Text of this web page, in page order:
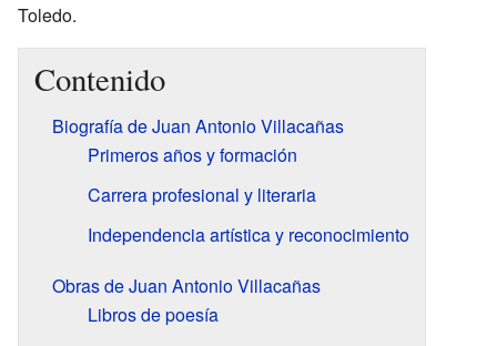
Toledo.
Contenido
Biografía de Juan Antonio Villacañas
Primeros años y formación
Carrera profesional y literaria
Independencia artística y reconocimiento
Obras de Juan Antonio Villacañas
Libros de poesía